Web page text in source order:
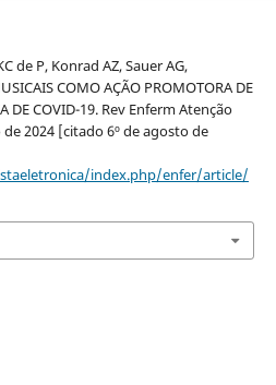
de P, Konrad AZ, Sauer AG,
COMO AÇÃO PROMOTORA DE
DE COVID-19. Rev Enferm Atenção
2024 [citado 6º de agosto de
index.php/enfer/article/